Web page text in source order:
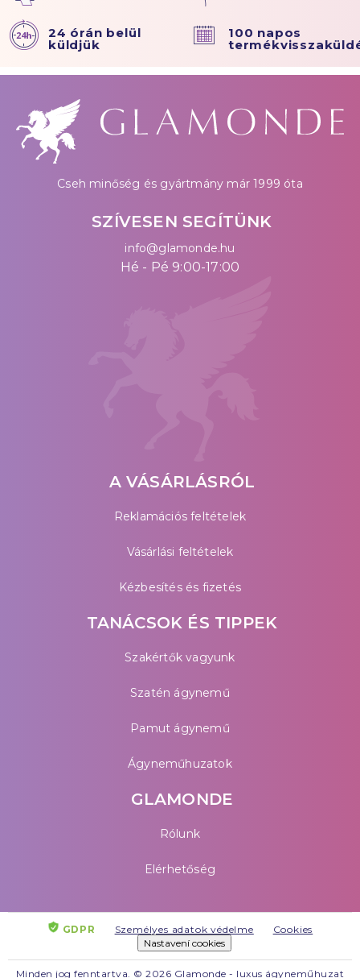
24 órán belül
küldjük
100 napos
Cseh minőség és gyártmány már 1999 óta
SZÍVESEN SEGÍTÜNK
info@glamonde.hu
Hé - Pé 9:00-17:00
A VÁSÁRLÁSRÓL
Reklamációs feltételek
Vásárlási feltételek
Kézbesítés és fizetés
TANÁCSOK ÉS TIPPEK
Szakértők vagyunk
Szatén ágynemű
Pamut ágynemű
Ágyneműhuzatok
GLAMONDE
Rólunk
Elérhetőség
GDPR Személyes adatok védelme
Cookies
Nastavení cookies
Minden jog fenntartva. © 2026 Glamonde - luxus ágyneműhuzat